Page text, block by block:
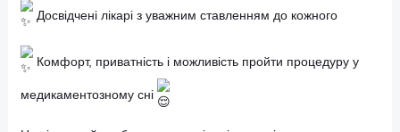
ризики і забезпечити безпеку пацієнта
Умови в КМКЛ №10:
Сучасна ендоскопічна апаратура